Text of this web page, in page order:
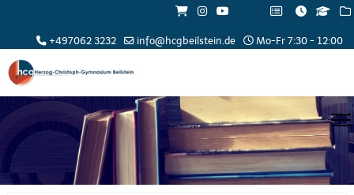
+497062 3232 info@hcgbeilstein.de Mo-Fr 7:30 - 12:00